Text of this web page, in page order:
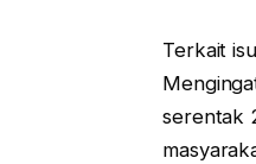
Terkait
serentak